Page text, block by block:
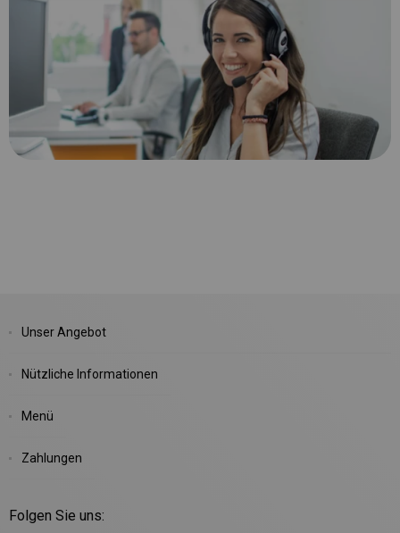
Unser Angebot
Nützliche Informationen
Menü
Zahlungen
Folgen Sie uns: